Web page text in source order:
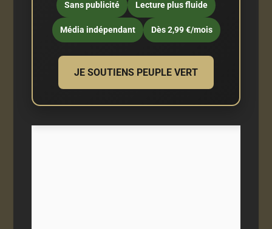
Sans publicité Lecture plus fluide
Média indépendant Dès 2,99 €/mois
JE SOUTIENS PEUPLE VERT